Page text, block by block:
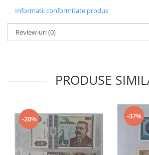
Informatii conformitate produs
Review-uri(0)
PRODUSE
-20% -37%